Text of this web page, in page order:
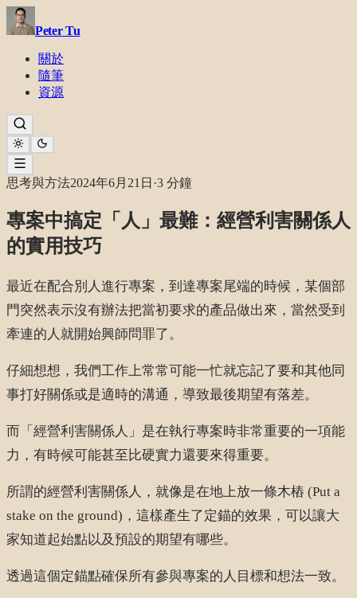
Peter Tu
關於
隨筆
資源
思考與方法2024年6月21日 ·3 分鐘
專案中搞定「人」最難：經營利害關係人
的實用技巧
最近在配合別人進行專案，到達專案尾端的時候，某個部
門突然表示沒有辦法把當初要求的產品做出來，當然受到
牽連的人就開始興師問罪了。
仔細想想，我們工作上常常可能一忙就忘記了要和其他同
事打好關係或是適時的溝通，導致最後期望有落差。
而「經營利害關係人」是在執行專案時非常重要的一項能
力，有時候可能甚至比硬實力還要來得重要。
所謂的經營利害關係人，就像是在地上放一條木樁 (Put a
stake on the ground)，這樣產生了定錨的效果，可以讓大
家知道起始點以及預設的期望有哪些。
透過這個定錨點確保所有參與專案的人目標和想法一致。